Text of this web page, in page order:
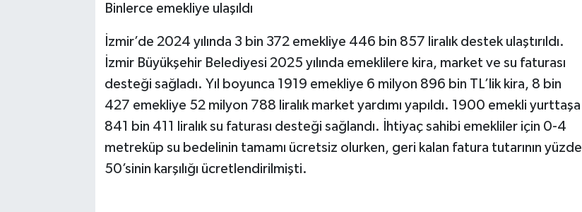
Binlerce emekliye ulaşıldı
İzmir’de 2024 yılında 3 bin 372 emekliye 446 bin 857 liralık destek ulaştırıldı.
İzmir Büyükşehir Belediyesi 2025 yılında emeklilere kira, market ve su faturası
desteği sağladı. Yıl boyunca 1919 emekliye 6 milyon 896 bin TL’lik kira, 8 bin
427 emekliye 52 milyon 788 liralık market yardımı yapıldı. 1900 emekli yurttaşa
841 bin 411 liralık su faturası desteği sağlandı. İhtiyaç sahibi emekliler için 0-4
metreküp su bedelinin tamamı ücretsiz olurken, geri kalan fatura tutarının yüzde
50’sinin karşılığı ücretlendirilmişti.